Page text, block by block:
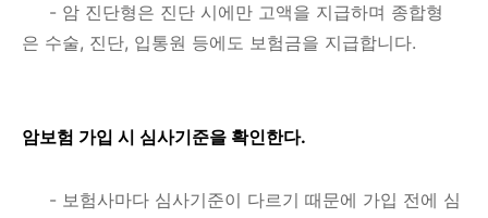
- 암 진단형은 진단 시에만 고액을 지급하며 종합형
은 수술, 진단, 입통원 등에도 보험금을 지급합니다.
암보험 가입 시 심사기준을 확인한다.
- 보험사마다 심사기준이 다르기 때문에 가입 전에 심